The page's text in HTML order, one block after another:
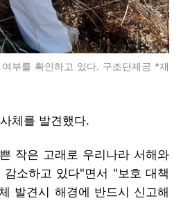
부를 확인하고 있다. 구조단제공 *재
체를 발견했다.
작은 고래로 우리나라 서해와
소하고 있다"면서 "보호 대책
발견시 해경에 반드시 신고해